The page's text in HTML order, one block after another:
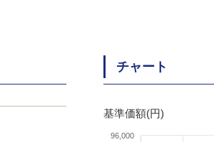
チャート
基準価額(円)
96,000